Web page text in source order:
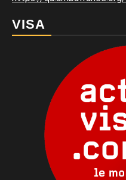
VISA